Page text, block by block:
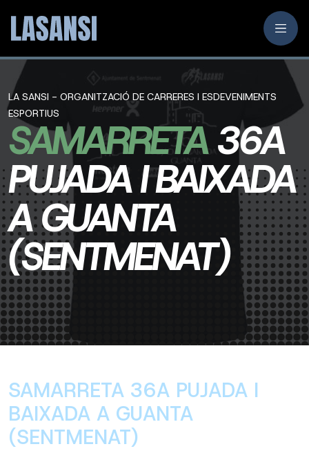
LA SANSI - ORGANITZACIÓ DE CARRERES I ESDEVENIMENTS
ESPORTIUS
SAMARRETA 36A
PUJADA I BAIXADA
A GUANTA
(SENTMENAT)
SAMARRETA 36A PUJADA I
BAIXADA A GUANTA
(SENTMENAT)